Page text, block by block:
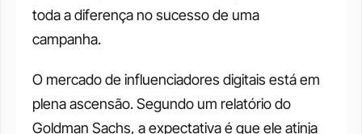
toda a diferença no sucesso de uma
campanha.
O mercado de influenciadores digitais está em
plena ascensão. Segundo um relatório do
Goldman Sachs, a expectativa é que ele atinja